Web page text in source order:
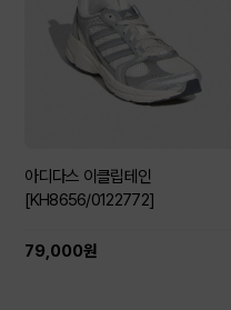
아디다스 이클립테인
[KH8656/0122772]
79,000원